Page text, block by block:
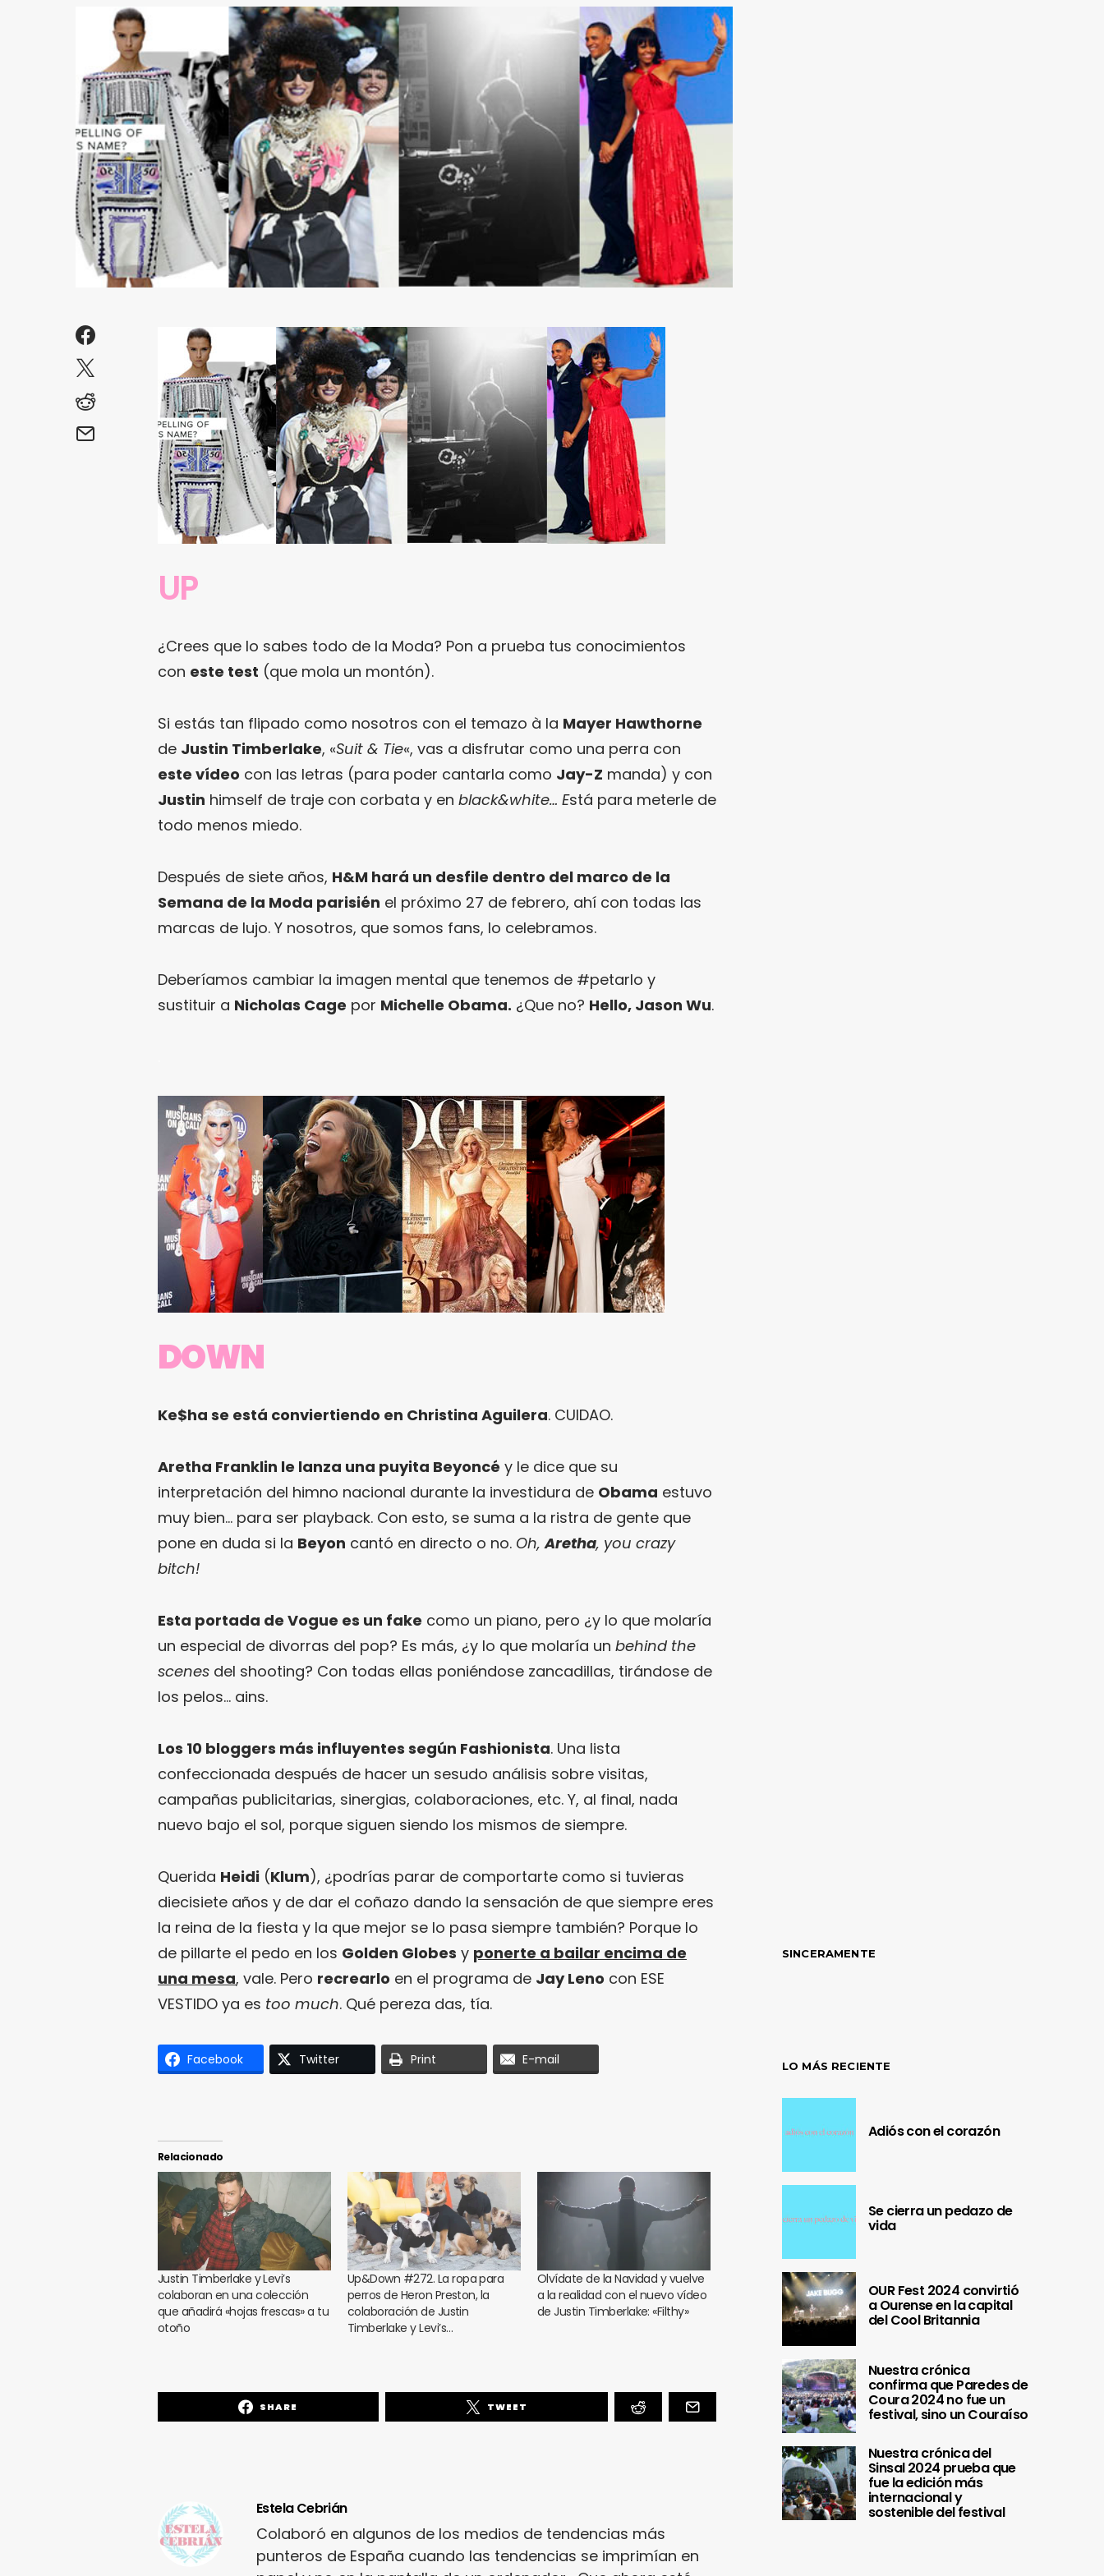
UP
¿Crees que lo sabes todo de la Moda? Pon a prueba tus conocimientos
con este test (que mola un montón).
Si estás tan flipado como nosotros con el temazo à la Mayer Hawthorne
de Justin Timberlake, «Suit & Tie«, vas a disfrutar como una perra con
este vídeo con las letras (para poder cantarla como Jay-Z manda) y con
Justin himself de traje con corbata y en black&white… Está para meterle de
todo menos miedo.
Después de siete años, H&M hará un desfile dentro del marco de la
Semana de la Moda parisién el próximo 27 de febrero, ahí con todas las
marcas de lujo. Y nosotros, que somos fans, lo celebramos.
Deberíamos cambiar la imagen mental que tenemos de #petarlo y
sustituir a Nicholas Cage por Michelle Obama. ¿Que no? Hello, Jason Wu.
DOWN
Ke$ha se está conviertiendo en Christina Aguilera. CUIDAO.
Aretha Franklin le lanza una puyita Beyoncé y le dice que su
interpretación del himno nacional durante la investidura de Obama estuvo
muy bien… para ser playback. Con esto, se suma a la ristra de gente que
pone en duda si la Beyon cantó en directo o no. Oh,Aretha, you crazy
bitch!
Esta portada de Vogue es un fake como un piano, pero ¿y lo que molaría
un especial de divorras del pop? Es más, ¿y lo que molaría un behind the
scenes del shooting? Con todas ellas poniéndose zancadillas, tirándose de
los pelos… ains.
Los 10 bloggers más influyentes según Fashionista. Una lista
confeccionada después de hacer un sesudo análisis sobre visitas,
campañas publicitarias, sinergias, colaboraciones, etc. Y, al final, nada
nuevo bajo el sol, porque siguen siendo los mismos de siempre.
Querida Heidi (Klum), ¿podrías parar de comportarte como si tuvieras
diecisiete años y de dar el coñazo dando la sensación de que siempre eres
la reina de la fiesta y la que mejor se lo pasa siempre también? Porque lo
de pillarte el pedo en los Golden Globes y ponerte a bailar encima de
una mesa, vale. Pero recrearlo en el programa de Jay Leno con ESE
VESTIDO ya es too much. Qué pereza das, tía.
Facebook Twitter Print E-mail
Relacionado
Justin Timberlake y Levi’s
colaboran en una colección
que añadirá «hojas frescas» a tu
otoño
Up&Down #272. La ropa para
perros de Heron Preston, la
colaboración de Justin
Timberlake y Levi’s…
Olvídate de la Navidad y vuelve
a la realidad con el nuevo vídeo
de Justin Timberlake: «Filthy»
SHARE TWEET
Estela Cebrián
Colaboró en algunos de los medios de tendencias más
punteros de España cuando las tendencias se imprimían en
SINCERAMENTE
LO MÁS RECIENTE
Adiós con el corazón
Se cierra un pedazo de
vida
OUR Fest 2024 convirtió
a Ourense en la capital
del Cool Britannia
Nuestra crónica
confirma que Paredes de
Coura 2024 no fue un
festival, sino un Couraíso
Nuestra crónica del
Sinsal 2024 prueba que
fue la edición más
internacional y
sostenible del festival